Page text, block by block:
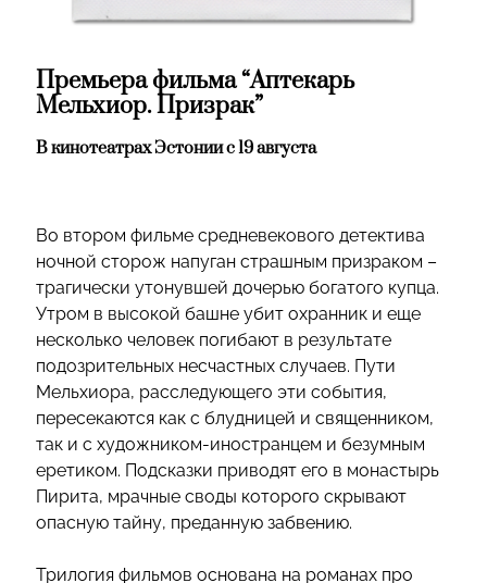
Премьера фильма “Аптекарь
Мельхиор. Призрак”
В кинотеатрах Эстонии с 19 августа
Во втором фильме средневекового детектива
ночной сторож напуган страшным призраком –
трагически утонувшей дочерью богатого купца.
Утром в высокой башне убит охранник и еще
несколько человек погибают в результате
подозрительных несчастных случаев. Пути
Мельхиора, расследующего эти события,
пересекаются как с блудницей и священником,
так и с художником-иностранцем и безумным
еретиком. Подсказки приводят его в монастырь
Пирита, мрачные своды которого скрывают
опасную тайну, преданную забвению.
Трилогия фильмов основана на романах про